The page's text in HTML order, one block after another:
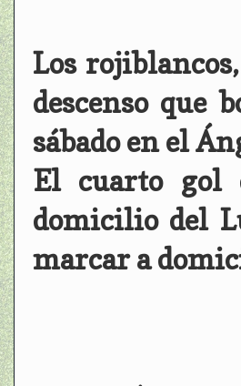
Los
descenso que
sábado en el
El cuarto gol
domicilio del
marcar a